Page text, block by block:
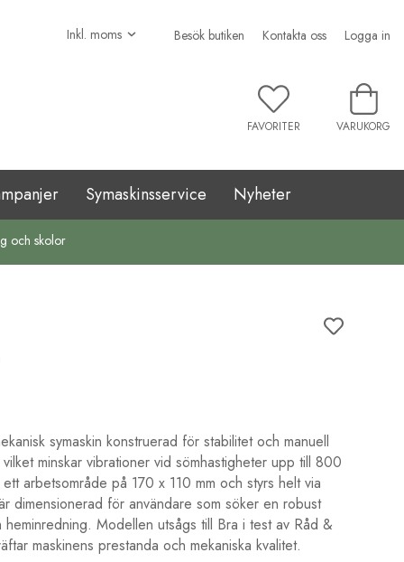
Besök butiken Kontakta oss Logga in
FAVORITER VARUKORG
Symaskinsservice Nyheter
och skolor
symaskin konstruerad för stabilitet och manuell
minskar vibrationer vid sömhastigheter upp till 800
arbetsområde på 170 x 110 mm och styrs helt via
dimensionerad för användare som söker en robust
Modellen utsågs till Bra i test av Råd &
maskinens prestanda och mekaniska kvalitet.